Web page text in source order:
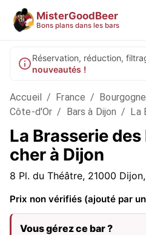
MisterGoodBeer
Bons plans dans les bars
Réservation, réduction,
nouveautés !
Accueil / France /
Côte-d'Or / Bars à Dijon / La
La Brasserie
cher à Dijon
8 Pl. du Théâtre, 21000
Prix non vérifiés (ajouté par
Vous gérez ce bar ?